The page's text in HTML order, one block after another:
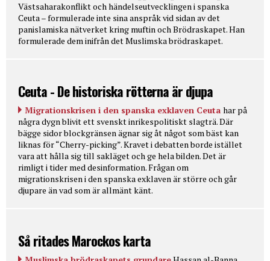
Västsaharakonflikt och händelseutvecklingen i spanska
Ceuta – formulerade inte sina anspråk vid sidan av det
panislamiska nätverket kring muftin och Brödraskapet. Han
formulerade dem inifrån det Muslimska brödraskapet.
Ceuta - De historiska rötterna är djupa
Migrationskrisen i den spanska exklaven Ceuta har på
några dygn blivit ett svenskt inrikespolitiskt slagträ. Där
bägge sidor blockgränsen ägnar sig åt något som bäst kan
liknas för “Cherry-picking”. Kravet i debatten borde istället
vara att hålla sig till sakläget och ge hela bilden. Det är
rimligt i tider med desinformation. Frågan om
migrationskrisen i den spanska exklaven är större och går
djupare än vad som är allmänt känt.
Så ritades Marockos karta